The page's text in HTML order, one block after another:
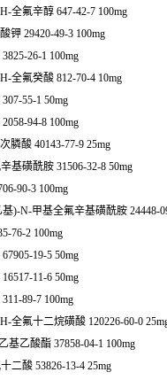
全氟辛醇 647-42-7 100mg
钾 29420-49-3 100mg
26-1 100mg
全氟癸酸 812-70-4 10mg
55-1 50mg
94-8 100mg
膦酸 40143-77-9 25mg
基磺酰胺 31506-32-8 50mg
90-3 100mg
)-N-甲基全氟辛基磺酰胺 24448-
76-2 100mg
19-5 50mg
11-6 50mg
89-7 100mg
全氟十二烷磺酸 120226-60-0
基乙酸酯 37858-04-1 100mg
二酸 53826-13-4 25mg